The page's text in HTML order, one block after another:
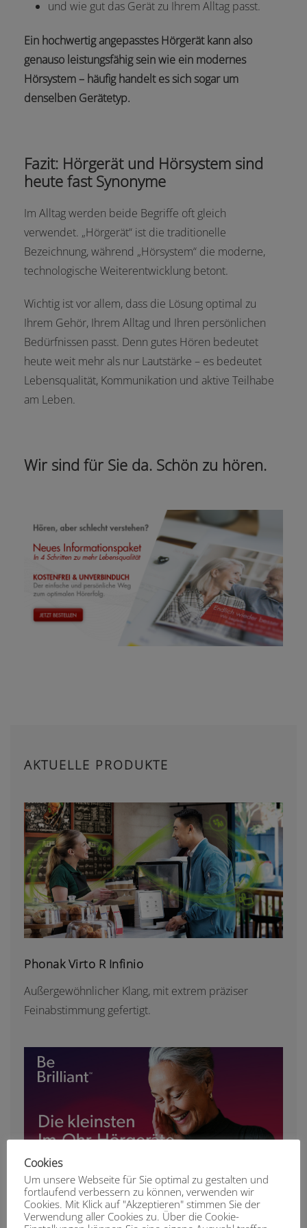
und wie gut das Gerät zu Ihrem Alltag passt.
Ein hochwertig angepasstes Hörgerät kann also
genauso leistungsfähig sein wie ein modernes
Hörsystem – häufig handelt es sich sogar um
denselben Gerätetyp.
Fazit: Hörgerät und Hörsystem sind
heute fast Synonyme
Im Alltag werden beide Begriffe oft gleich
verwendet. „Hörgerät“ ist die traditionelle
Bezeichnung, während „Hörsystem“ die moderne,
technologische Weiterentwicklung betont.
Wichtig ist vor allem, dass die Lösung optimal zu
Ihrem Gehör, Ihrem Alltag und Ihren persönlichen
Bedürfnissen passt. Denn gutes Hören bedeutet
heute weit mehr als nur Lautstärke – es bedeutet
Lebensqualität, Kommunikation und aktive Teilhabe
am Leben.
Wir sind für Sie da. Schön zu hören.
AKTUELLE PRODUKTE
PHONAK VIRTO R INFINIO
Phonak Virto R Infinio
Außergewöhnlicher Klang, mit extrem präziser
Feinabstimmung gefertigt.
INSIO CHARGE&GO CIC IX
Insio Charge&Go CIC IX
Cookies
Um unsere Webseite für Sie optimal zu gestalten und
fortlaufend verbessern zu können, verwenden wir
Cookies. Mit Klick auf "Akzeptieren" stimmen Sie der
Verwendung aller Cookies zu. Über die Cookie-